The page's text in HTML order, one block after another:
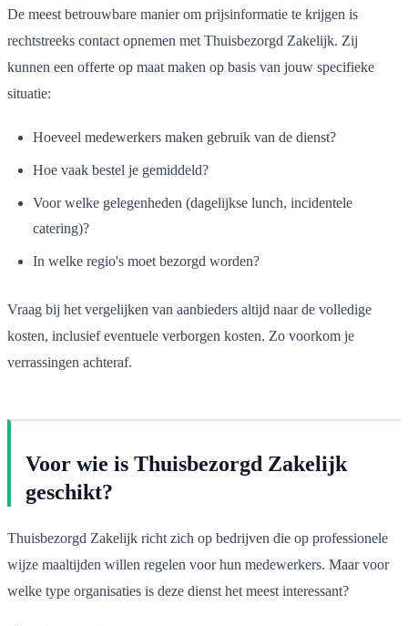
De meest betrouwbare manier om prijsinformatie te krijgen is
rechtstreeks contact opnemen met Thuisbezorgd Zakelijk. Zij
kunnen een offerte op maat maken op basis van jouw specifieke
situatie:
Hoeveel medewerkers maken gebruik van de dienst?
Hoe vaak bestel je gemiddeld?
Voor welke gelegenheden (dagelijkse lunch, incidentele
catering)?
In welke regio's moet bezorgd worden?
Vraag bij het vergelijken van aanbieders altijd naar de volledige
kosten, inclusief eventuele verborgen kosten. Zo voorkom je
verrassingen achteraf.
Voor wie is Thuisbezorgd Zakelijk
geschikt?
Thuisbezorgd Zakelijk richt zich op bedrijven die op professionele
wijze maaltijden willen regelen voor hun medewerkers. Maar voor
welke type organisaties is deze dienst het meest interessant?